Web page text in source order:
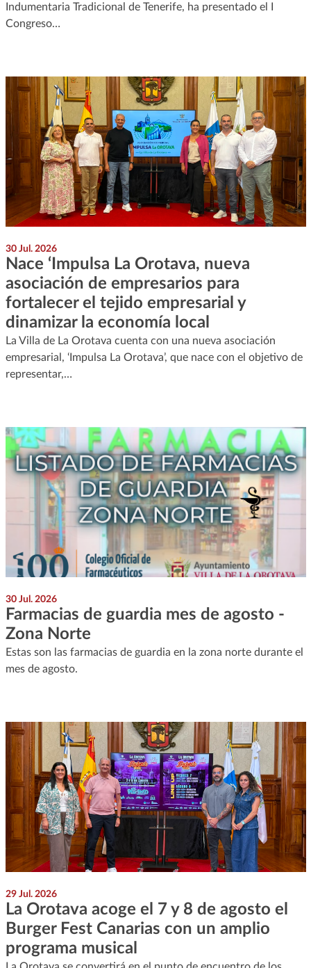
Indumentaria Tradicional de Tenerife, ha presentado el I
Congreso…
30 Jul. 2026
Nace ‘Impulsa La Orotava, nueva
asociación de empresarios para
fortalecer el tejido empresarial y
dinamizar la economía local
La Villa de La Orotava cuenta con una nueva asociación
empresarial, ‘Impulsa La Orotava’, que nace con el objetivo de
representar,…
30 Jul. 2026
Farmacias de guardia mes de agosto -
Zona Norte
Estas son las farmacias de guardia en la zona norte durante el
mes de agosto.
29 Jul. 2026
La Orotava acoge el 7 y 8 de agosto el
Burger Fest Canarias con un amplio
programa musical